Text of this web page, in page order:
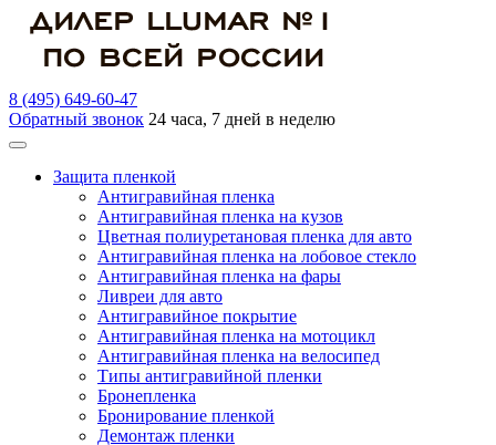
8 (495) 649-60-47
Обратный звонок 24 часа, 7 дней в неделю
Защита пленкой
Антигравийная пленка
Антигравийная пленка на кузов
Цветная полиуретановая пленка для авто
Антигравийная пленка на лобовое стекло
Антигравийная пленка на фары
Ливреи для авто
Антигравийное покрытие
Антигравийная пленка на мотоцикл
Антигравийная пленка на велосипед
Типы антигравийной пленки
Бронепленка
Бронирование пленкой
Демонтаж пленки